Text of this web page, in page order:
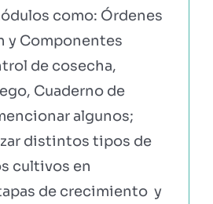
como: Órdenes
y Componentes
de cosecha,
Cuaderno de
algunos;
distintos tipos de
cultivos en
de crecimiento y